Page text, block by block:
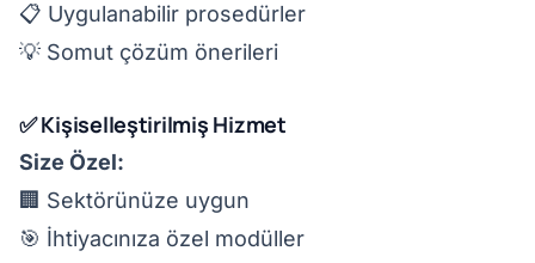
📋 Uygulanabilir prosedürler
💡 Somut çözüm önerileri
✅ Kişiselleştirilmiş Hizmet
Size Özel:
🏢 Sektörünüze uygun
🎯 İhtiyacınıza özel modüller